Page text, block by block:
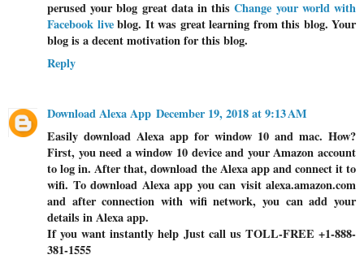
perused your blog great data in thisChange your world with
Facebook liveblog. It was great learning from this blog. Your
blog is a decent motivation for this blog.
Reply
Download Alexa App December 19, 2018 at 9:13 AM
Easily download Alexa app for window 10 and mac. How?
First, you need a window 10 device and your Amazon account
to log in. After that, download the Alexa app and connect it to
wifi. To download Alexa app you can visit alexa.amazon.com
and after connection with wifi network, you can add your
details in Alexa app.
If you want instantly help Just call us TOLL-FREE +1-888-
381-1555